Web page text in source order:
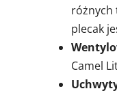
różnych
plecak
Camel